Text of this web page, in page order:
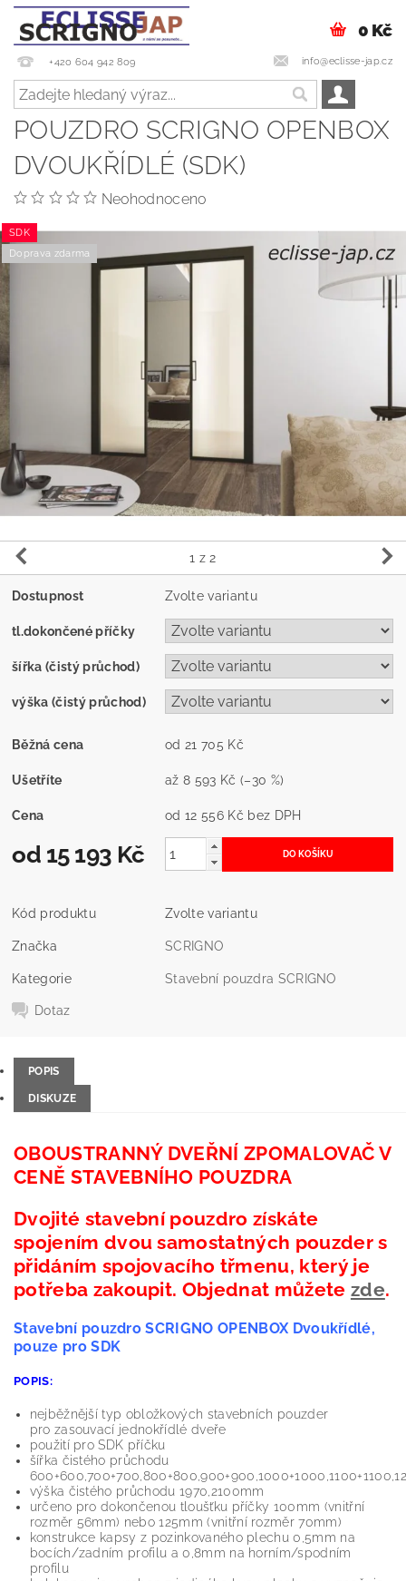
+420 604 942 809 info@eclisse-jap.cz
0 Kč
POUZDRO SCRIGNO OPENBOX
DVOUKŘÍDLÉ (SDK)
Neohodnoceno
SDK
Doprava zdarma
1 z 2
Dostupnost Zvolte variantu
tl.dokončené příčky
šířka (čistý průchod)
výška (čistý průchod)
Běžná cena od 21 705 Kč
Ušetříte až8 593 Kč (–30 %)
Cena od 12 556 Kč bez DPH
od 15 193 Kč
Kód produktu Zvolte variantu
Značka SCRIGNO
Kategorie Stavební pouzdra SCRIGNO
Dotaz
POPIS
DISKUZE
OBOUSTRANNÝ DVEŘNÍ ZPOMALOVAČ V
CENĚ STAVEBNÍHO POUZDRA
Dvojité stavební pouzdro získáte
spojením dvou samostatných pouzder s
přidáním spojovacího třmenu, který je
potřeba zakoupit. Objednat můžete zde.
Stavební pouzdro SCRIGNO OPENBOX Dvoukřídlé,
pouze pro SDK
POPIS:
nejběžnější typ obložkových stavebních pouzder
pro zasouvací jednokřídlé dveře
použití pro SDK příčku
šířka čistého průchodu
výška čistého průchodu 1970,2100mm
určeno pro dokončenou tloušťku příčky 100mm (vnitřní
rozměr 56mm) nebo 125mm (vnitřní rozměr 70mm)
konstrukce kapsy z pozinkovaného plechu 0,5mm na
bocích/zadním profilu a 0,8mm na horním/spodním
profilu